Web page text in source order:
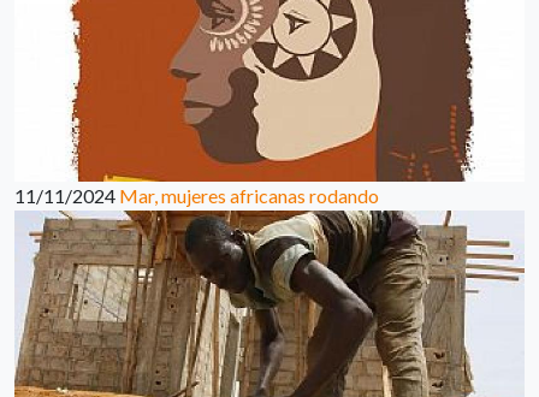
11/11/2024 Mar, mujeres africanas rodando